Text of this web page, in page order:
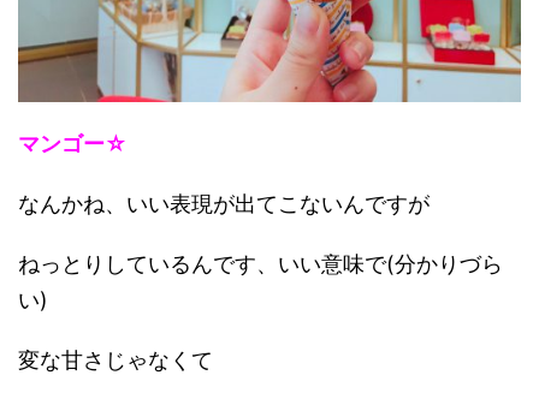
マンゴー☆
なんかね、いい表現が出てこないんですが
ねっとりしているんです、いい意味で(分かりづら
い)
変な甘さじゃなくて